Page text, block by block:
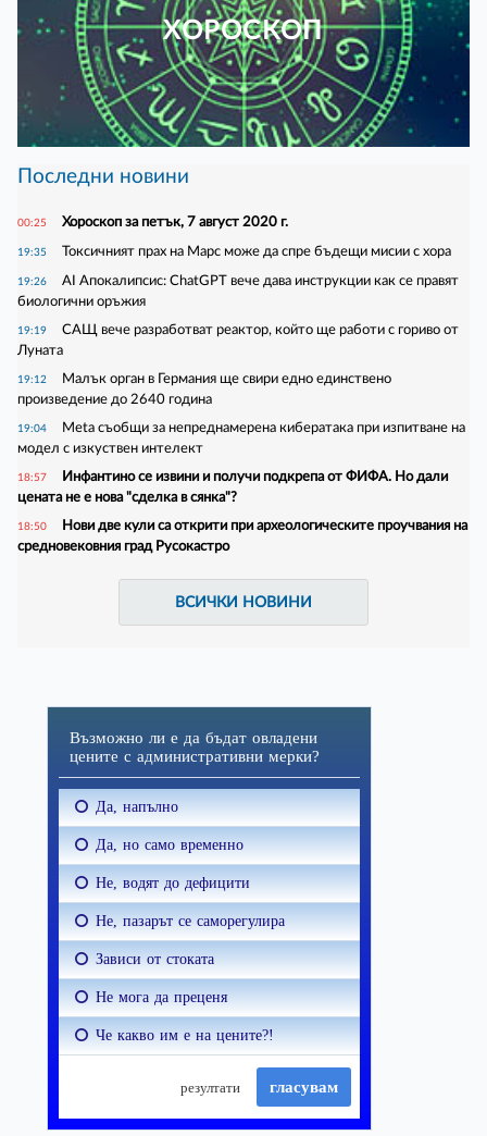
ХОРОСКОП
Последни новини
00:25 Хороскоп за петък, 7 август 2020 г.
19:35 Токсичният прах на Марс може да спре бъдещи мисии с хора
19:26
AI Апокалипсис: ChatGPT вече дава инструкции как се правят
биологични оръжия
19:19
САЩ вече разработват реактор, който ще работи с гориво от
Луната
19:12
Малък орган в Германия ще свири едно единствено
произведение до 2640 година
19:04
Meta съобщи за непреднамерена кибератака при изпитване на
модел с изкуствен интелект
18:57
Инфантино се извини и получи подкрепа от ФИФА. Но дали
цената не е нова "сделка в сянка"?
18:50
Нови две кули са открити при археологическите проучвания на
средновековния град Русокастро
ВСИЧКИ НОВИНИ